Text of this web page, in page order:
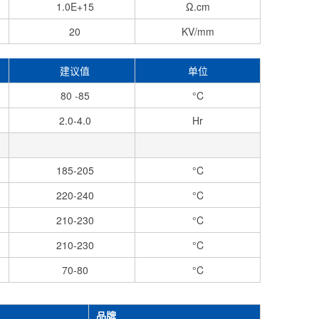
1.0E+15
Ω.cm
20 KV/mm
建议值
单位
80 -85
°C
2.0-4.0
Hr
185-205
°C
220-240
°C
210-230
°C
210-230
°C
70-80 °C
品牌